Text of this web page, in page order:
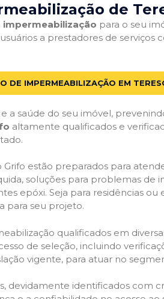
de
para o seu
a prestadores de
DE IMPERMEABILIZAÇÃO EM
a saúde do seu imóvel,
altamente qualificados e
Grifo estão preparados para
soluções para problemas de
epóxi. Seja para residências
para seu projeto.
qualificados em
de seleção, incluindo
vigente, para atuar no
devidamente identificados com